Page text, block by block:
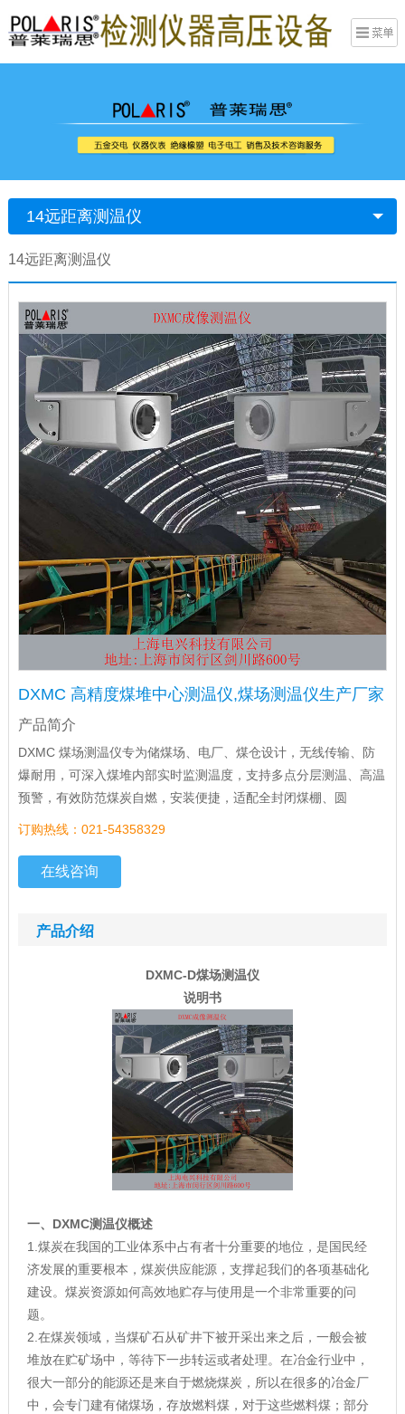
14远距离测温仪
14远距离测温仪
DXMC 高精度煤堆中心测温仪,煤场测温仪生产厂家
产品简介
DXMC 煤场测温仪专为储煤场、电厂、煤仓设计，无线传输、防
爆耐用，可深入煤堆内部实时监测温度，支持多点分层测温、高温
预警，有效防范煤炭自燃，安装便捷，适配全封闭煤棚、圆
订购热线：021-54358329
在线咨询
产品介绍
DXMC-D煤场测温仪
说明书
一、 DXMC测温仪概述
1.煤炭在我国的工业体系中占有者十分重要的地位，是国民经
济发展的重要根本，煤炭供应能源，支撑起我们的各项基础化
建设。煤炭资源如何高效地贮存与使用是一个非常重要的问
题。
2.在煤炭领域，当煤矿石从矿井下被开采出来之后，一般会被
堆放在贮矿场中，等待下一步转运或者处理。在冶金行业中，
很大一部分的能源还是来自于燃烧煤炭，所以在很多的冶金厂
中，会专门建有储煤场，存放燃料煤，对于这些燃料煤；部分